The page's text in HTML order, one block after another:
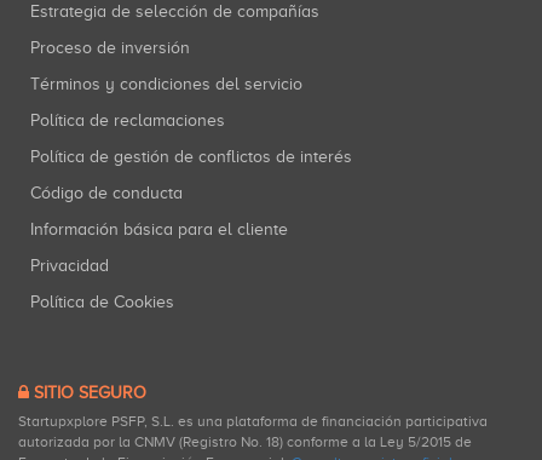
Estrategia de selección de compañías
Proceso de inversión
Términos y condiciones del servicio
Política de reclamaciones
Política de gestión de conflictos de interés
Código de conducta
Información básica para el cliente
Privacidad
Política de Cookies
SITIO SEGURO
Startupxplore PSFP, S.L. es una plataforma de financiación participativa
autorizada por la CNMV (Registro No. 18) conforme a la Ley 5/2015 de